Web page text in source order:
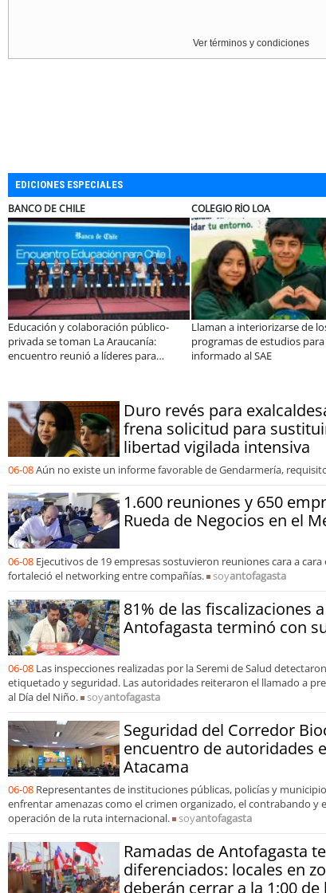
Ver términos y condiciones
EDICIONES ESPECIALES
equipo de
de Inkillay
ELECTROLUX
Claves para comprar
electrodomésticos durante el Black
Sale
MUTUAL
A dos años de la
especialistas
consolidar un
Duro revés para
frena solicitud para
libertad vigilada intensiva
06-08Aún no existe un informe favorable de Gendarmería,
1.600 reuniones y 650
Rueda de Negocios en el
06-08 Ejecutivos de 19 empresas sostuvieron reuniones cara a
fortaleció el networking entre compañías.
soyantofagasta
81% de las fiscalizaciones
Antofagasta terminó con
06-08 Las inspecciones realizadas por la Seremi de Salud
etiquetado y seguridad. Las autoridades reiteraron el llamado a
al Día del Niño.
soyantofagasta
Seguridad del Corredor
encuentro de autoridades
Atacama
06-08 Representantes de instituciones públicas, policías y
enfrentar amenazas como el crimen organizado, el contrabando y
operación de la ruta internacional.
soyantofagasta
Ramadas de Antofagasta
diferenciados: locales en
deberán cerrar a la 1:00